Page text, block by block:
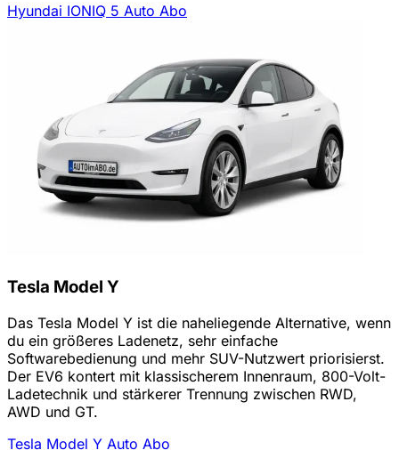
Hyundai IONIQ 5 Auto Abo
Tesla Model Y
Das Tesla Model Y ist die naheliegende Alternative, wenn
du ein größeres Ladenetz, sehr einfache
Softwarebedienung und mehr SUV-Nutzwert priorisierst.
Der EV6 kontert mit klassischerem Innenraum, 800-Volt-
Ladetechnik und stärkerer Trennung zwischen RWD,
AWD und GT.
Tesla Model Y Auto Abo